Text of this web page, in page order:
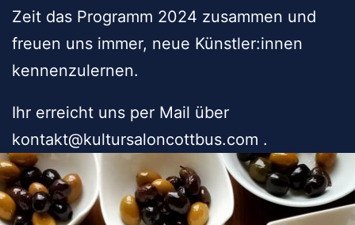
Zeit das Programm 2024 zusammen und
freuen uns immer, neue Künstler:innen
kennenzulernen.
Ihr erreicht uns per Mail über
kontakt@kultursaloncottbus.com .